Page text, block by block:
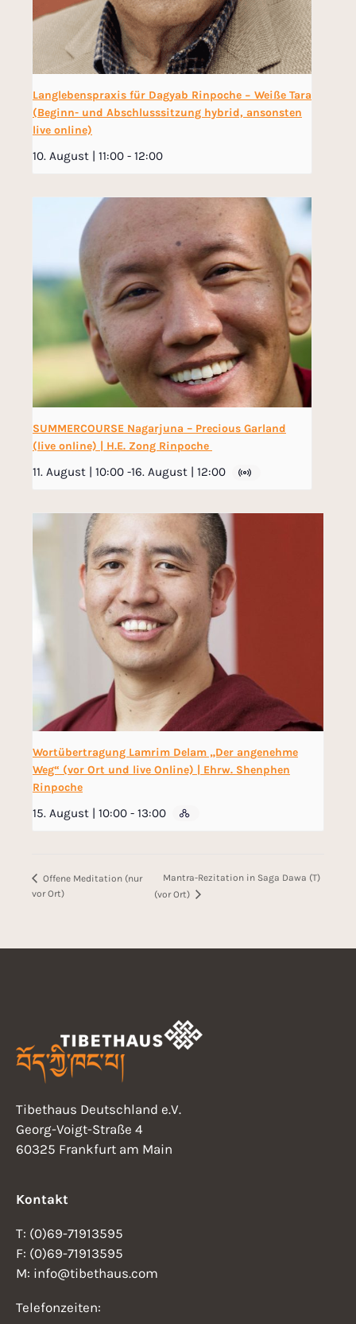
Langlebenspraxis für Dagyab Rinpoche − Weiße Tara
(Beginn- und Abschlusssitzung hybrid, ansonsten
live online)
10. August | 11:00 - 12:00
SUMMERCOURSE Nagarjuna – Precious Garland
(live online) | H.E. Zong Rinpoche
11. August | 10:00 -16. August | 12:00
Wortübertragung Lamrim Delam „Der angenehme
Weg“ (vor Ort und live Online) | Ehrw. Shenphen
Rinpoche
15. August | 10:00 - 13:00
Offene Meditation (nur
vor Ort)
Mantra-Rezitation in Saga Dawa (T)
(vor Ort)
Tibethaus Deutschland e.V.
Georg-Voigt-Straße 4
60325 Frankfurt am Main
Kontakt
T: (0)69-71913595
F: (0)69-71913595
M: info@tibethaus.com
Telefonzeiten: